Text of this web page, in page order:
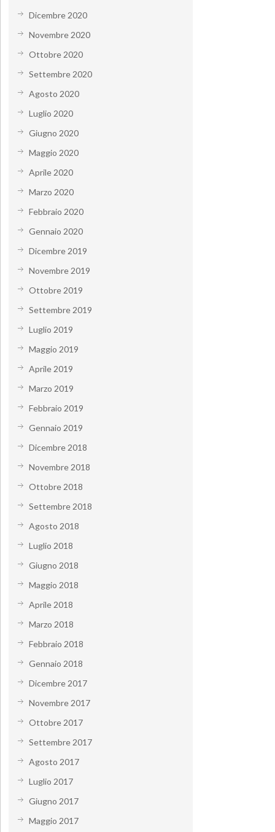
Dicembre 2020
Novembre 2020
Ottobre 2020
Settembre 2020
Agosto 2020
Luglio 2020
Giugno 2020
Maggio 2020
Aprile 2020
Marzo 2020
Febbraio 2020
Gennaio 2020
Dicembre 2019
Novembre 2019
Ottobre 2019
Settembre 2019
Luglio 2019
Maggio 2019
Aprile 2019
Marzo 2019
Febbraio 2019
Gennaio 2019
Dicembre 2018
Novembre 2018
Ottobre 2018
Settembre 2018
Agosto 2018
Luglio 2018
Giugno 2018
Maggio 2018
Aprile 2018
Marzo 2018
Febbraio 2018
Gennaio 2018
Dicembre 2017
Novembre 2017
Ottobre 2017
Settembre 2017
Agosto 2017
Luglio 2017
Giugno 2017
Maggio 2017